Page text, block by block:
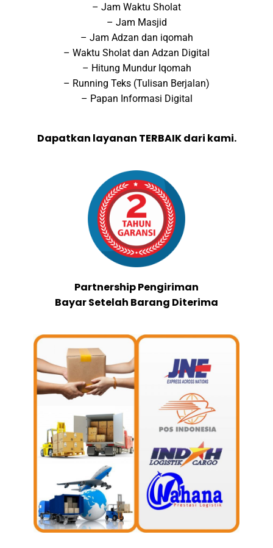
– Jam Waktu Sholat
– Jam Masjid
– Jam Adzan dan iqomah
– Waktu Sholat dan Adzan Digital
– Hitung Mundur Iqomah
– Running Teks (Tulisan Berjalan)
– Papan Informasi Digital
Dapatkan layanan TERBAIK dari kami.
Partnership Pengiriman
Bayar Setelah Barang Diterima